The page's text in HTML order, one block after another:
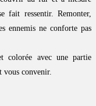
fait ressentir. Remonter,
ennemis ne conforte pas
colorée avec une partie
vous convenir.